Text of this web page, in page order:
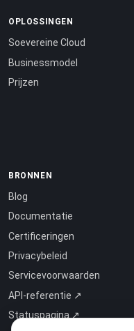
OPLOSSINGEN
Soevereine Cloud
Businessmodel
Prijzen
BRONNEN
Blog
Documentatie
Certificeringen
Privacybeleid
Servicevoorwaarden
API-referentie ↗
Statuspagina ↗